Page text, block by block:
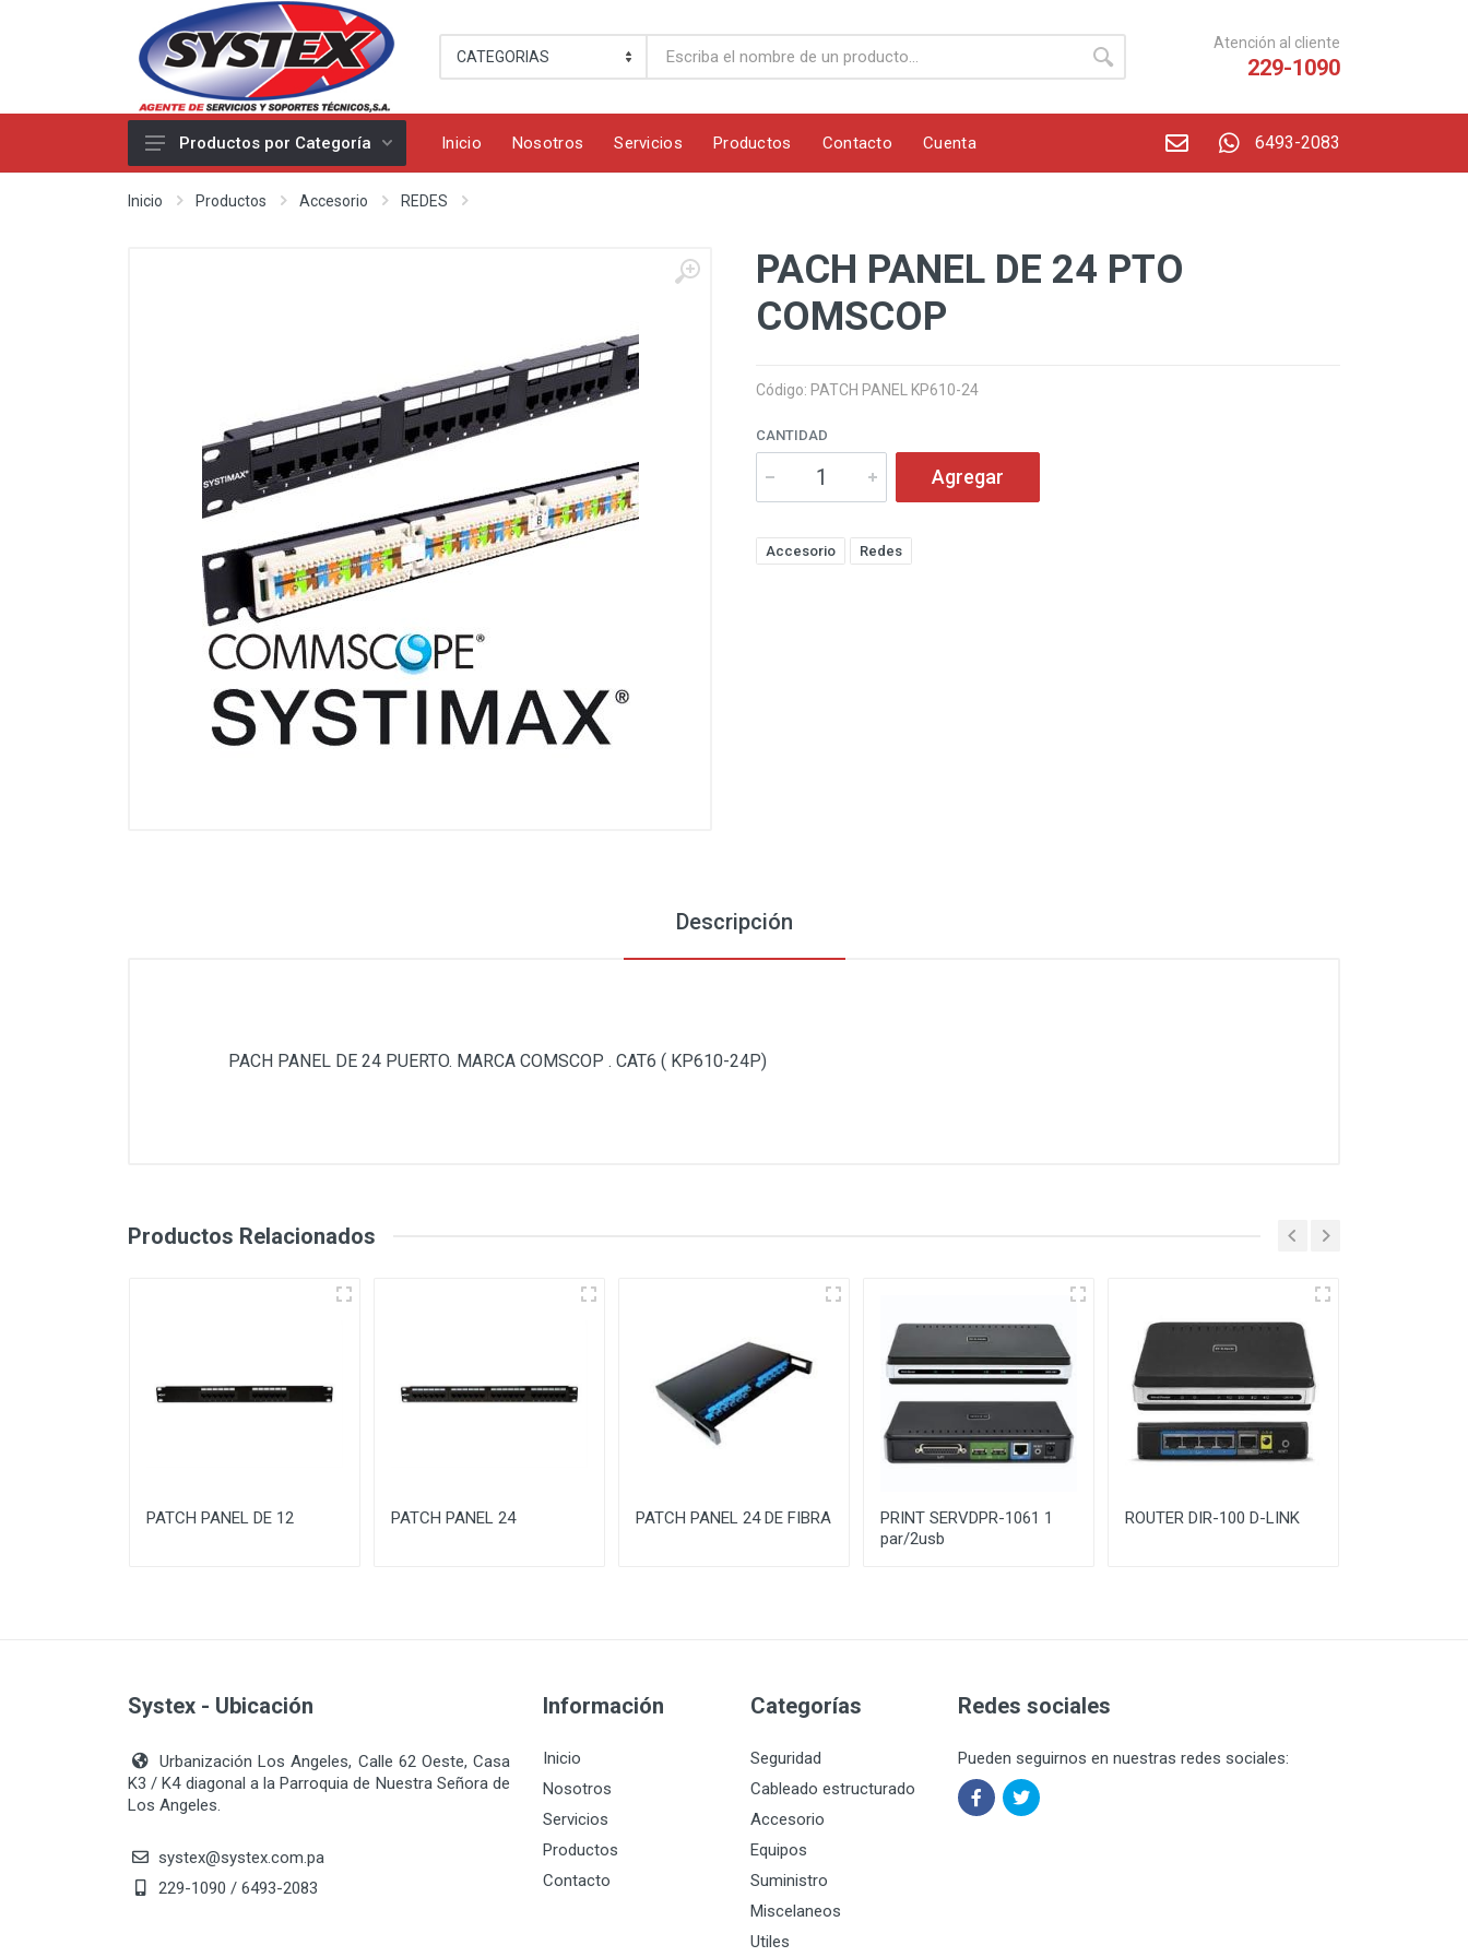
Atención al cliente
229-1090
Seguridad
Productos Apple
OFERTAS
Productos por Categoría Inicio Nosotros Servicios Productos Contacto Cuenta 6493-2083
Inicio Productos Accesorio REDES
PACH PANEL DE 24 PTO
COMSCOP
Código: PATCH PANEL KP610-24
CANTIDAD
Agregar
Accesorio Redes
Descripción
PACH PANEL DE 24 PUERTO. MARCA COMSCOP . CAT6 ( KP610-24P)
Productos Relacionados
PATCH PANEL DE 12 PATCH PANEL 24 PATCH PANEL 24 DE FIBRA
PRINT SERVDPR-1061 1
par/2usb
ROUTER DIR-100 D-LINK
Systex - Ubicación
Urbanización Los Angeles, Calle 62 Oeste, Casa
K3 / K4 diagonal a la Parroquia de Nuestra Señora de
Los Angeles.
systex@systex.com.pa
229-1090 / 6493-2083
Información
Inicio
Nosotros
Servicios
Productos
Contacto
Categorías
Seguridad
Cableado estructurado
Accesorio
Equipos
Suministro
Miscelaneos
Utiles
Redes sociales
Pueden seguirnos en nuestras redes sociales: